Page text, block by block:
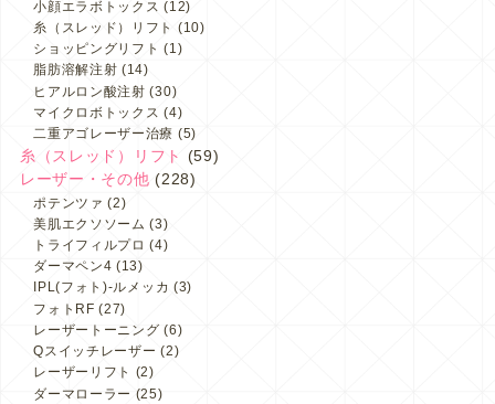
小顔エラボトックス (12)
糸（スレッド）リフト (10)
ショッピングリフト (1)
脂肪溶解注射 (14)
ヒアルロン酸注射 (30)
マイクロボトックス (4)
二重アゴレーザー治療 (5)
糸（スレッド）リフト
(59)
レーザー・その他 (228)
ポテンツァ (2)
美肌エクソソーム (3)
トライフィルプロ (4)
ダーマペン4 (13)
IPL(フォト)-ルメッカ (3)
フォトRF (27)
レーザートーニング (6)
Qスイッチレーザー (2)
レーザーリフト (2)
ダーマローラー (25)